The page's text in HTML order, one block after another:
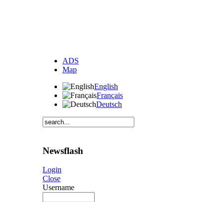
ADS
Map
English
Français
Deutsch
Newsflash
Login
Close
Username